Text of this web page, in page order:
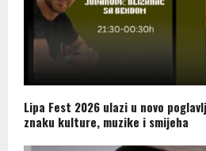
Lipa Fest 2026 ulazi u novo
znaku kulture, muzike i smijeha